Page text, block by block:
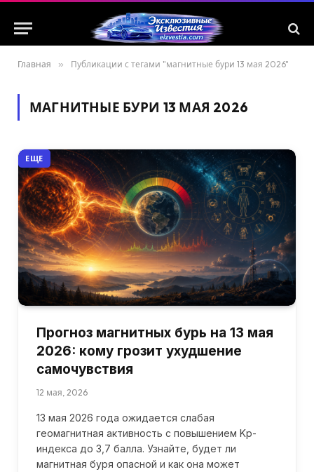
Главная » Публикации с тегами "магнитные бури 13 мая 2026"
МАГНИТНЫЕ БУРИ 13 МАЯ 2026
ЕЩЕ
Прогноз магнитных бурь на 13 мая
2026: кому грозит ухудшение
самочувствия
12 мая, 2026
13 мая 2026 года ожидается слабая
геомагнитная активность с повышением Kp-
индекса до 3,7 балла. Узнайте, будет ли
магнитная буря опасной и как она может